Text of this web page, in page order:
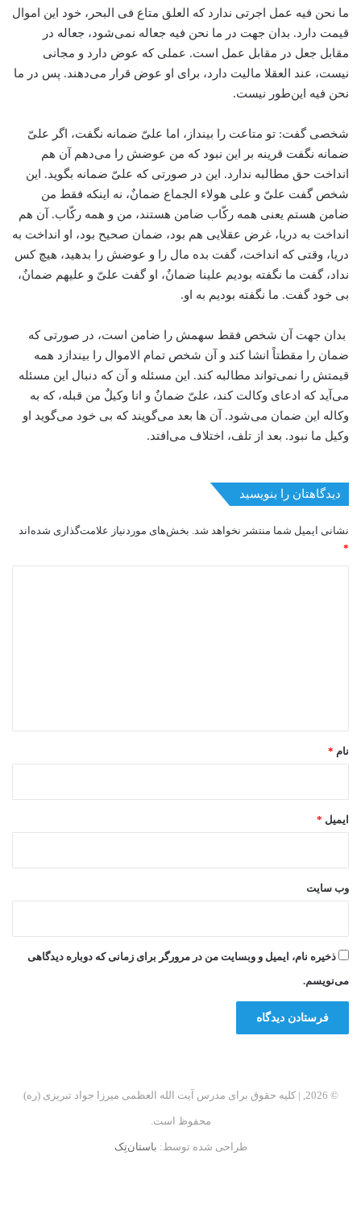
ما نحن فیه عمل اجرتی ندارد که العلق متاع فی البحر، خود این اموال
قیمت دارد. بدان جهت در ما نحن فیه جعاله نمی‌شود، جعاله در
مقابل جعل در مقابل عمل است. عملی که عوض دارد و مجانی
نیست، عند العقلا مالیت دارد، برای او عوض قرار می‌دهند. پس در ما
نحن فیه این‌طور نیست.
شخصی گفت: تو متاعت را بینداز، اما علیّ ضمانه نگفت، اگر علیّ
ضمانه نگفت قرینه بر این نبود که من عوضش را می‌دهم آن هم
انداخت حق مطالبه ندارد. این در صورتی که علیّ ضمانه بگوید. این
شخص گفت علیّ و علی هولاء الجماع ضمانٌ، نه اینکه فقط من
ضامن هستم یعنی همه رکّاب ضامن هستند، من و همه رکّاب. آن هم
انداخت به دریا، غرض عقلایی هم بود، ضمان صحیح بود، او انداخت به
دریا، وقتی که انداخت، گفت بده مال را و عوضش را بدهید، هیچ کس
نداد، گفت ما نگفته بودیم علینا ضمانٌ، او گفت علیّ و علیهم ضمانٌ،
بی خود گفت. ما نگفته بودیم به او.
بدان جهت آن شخص فقط سهمش را ضامن است، در صورتی که
ضمان را مقطتاً انشا کند و آن شخص تمام الاموال را بیندازد همه
قیمتش را نمی‌تواند مطالبه کند. این مسئله و آن که دنبال این مسئله
می‌آید که ادعای وکالت کند، علیّ ضمانٌ و انا وکیلٌ من قبله، که به
وکاله این ضمان می‌شود. آن ها بعد می‌گویند که بی خود می‌گوید او
وکیل ما نبود. بعد از تلف، اختلاف می‌افتد.
دیدگاهتان را بنویسید
نشانی ایمیل شما منتشر نخواهد شد. بخش‌های موردنیاز علامت‌گذاری شده‌اند
*
نام *
ایمیل *
وب‌ سایت
ذخیره نام، ایمیل و وبسایت من در مرورگر برای زمانی که دوباره دیدگاهی
می‌نویسم.
© 2026, | کلیه حقوق برای مدرس آیت الله العظمی میرزا جواد تبریزی (ره)
محفوظ است.
طراحی شده توسط: باستان‌تِک